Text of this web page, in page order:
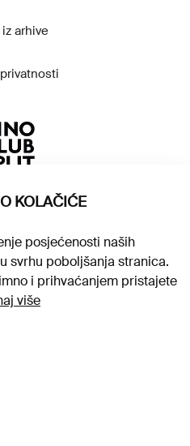
arhive
KOLAČIĆE
posjećenosti naših
svrhu poboljšanja stranica.
i prihvaćanjem pristajete
više